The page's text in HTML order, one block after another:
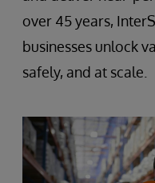
over 45 years,
businesses unlock
safely, and at scale.